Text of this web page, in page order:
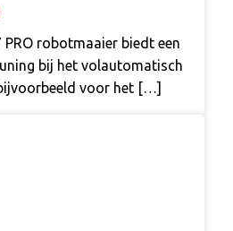
PRO robotmaaier biedt een
bij het volautomatisch
voor het […]